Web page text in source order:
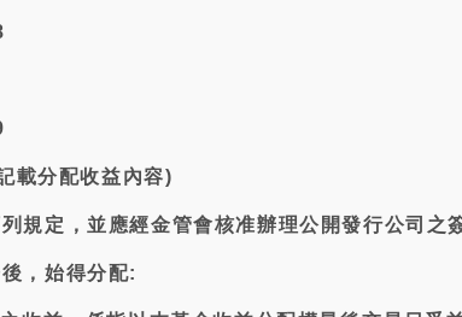
載分配收益內容)
規定，並應經金管會核准辦理公開發行公司之
，始得分配: